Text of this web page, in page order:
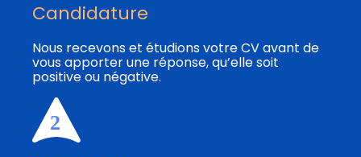
Candidature
Nous recevons et étudions votre CV avant de
vous apporter une réponse, qu’elle soit
positive ou négative.